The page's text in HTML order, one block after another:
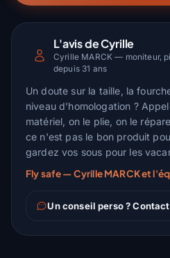
L'avis de Cyrille
Cyrille MARCK — moniteur,
depuis 31 ans
Un doute sur la taille, la
niveau d'homologation ?
matériel, on le plie, on le
ce n'est pas le bon produit
gardez vos sous pour les
Fly safe — Cyrille MARCK et
Un conseil perso ?